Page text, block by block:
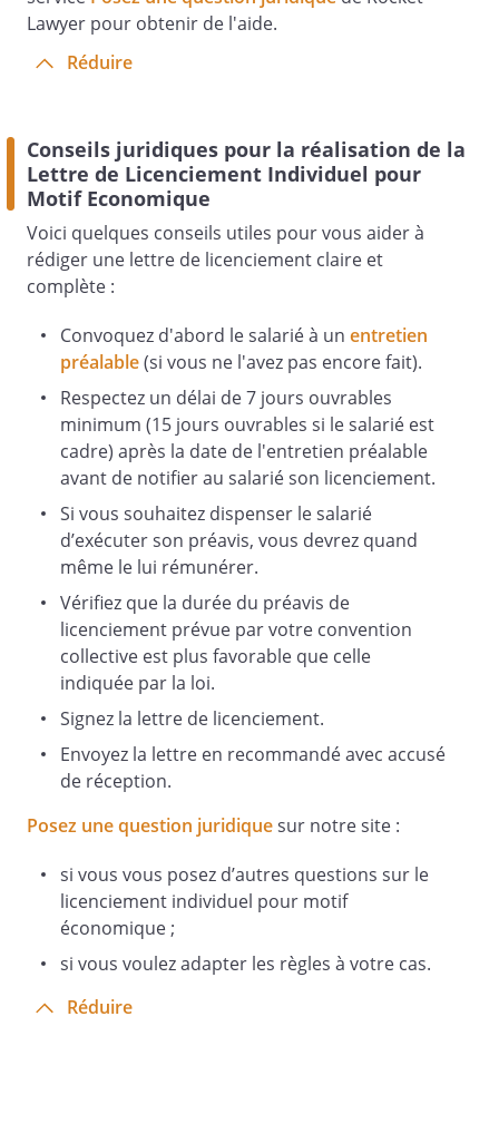
Lawyer pour obtenir de l'aide.
Réduire
Conseils juridiques pour la réalisation de la
Lettre de Licenciement Individuel pour
Motif Economique
Voici quelques conseils utiles pour vous aider à
rédiger une lettre de licenciement claire et
complète :
Convoquez d'abord le salarié à un entretien
préalable(si vous ne l'avez pas encore fait).
Respectez un délai de 7 jours ouvrables
minimum (15 jours ouvrables si le salarié est
cadre) après la date de l'entretien préalable
avant de notifier au salarié son licenciement.
Si vous souhaitez dispenser le salarié
d’exécuter son préavis, vous devrez quand
même le lui rémunérer.
Vérifiez que la durée du préavis de
licenciement prévue par votre convention
collective est plus favorable que celle
indiquée par la loi.
Signez la lettre de licenciement.
Envoyez la lettre en recommandé avec accusé
de réception.
Posez une question juridiquesur notre site :
si vous vous posez d’autres questions sur le
licenciement individuel pour motif
économique ;
si vous voulez adapter les règles à votre cas.
Réduire